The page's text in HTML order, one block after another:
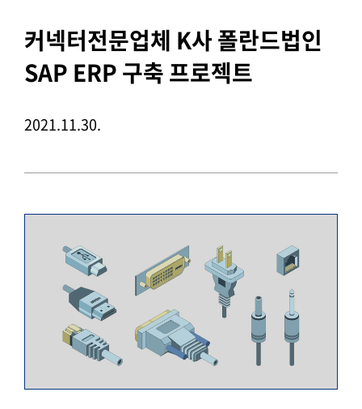
커넥터전문업체 K사 폴란드법인
SAP ERP 구축 프로젝트
2021.11.30.